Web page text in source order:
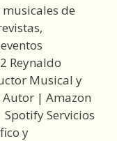
de
Reynaldo
Musical y
Autor | Amazon
Servicios
y